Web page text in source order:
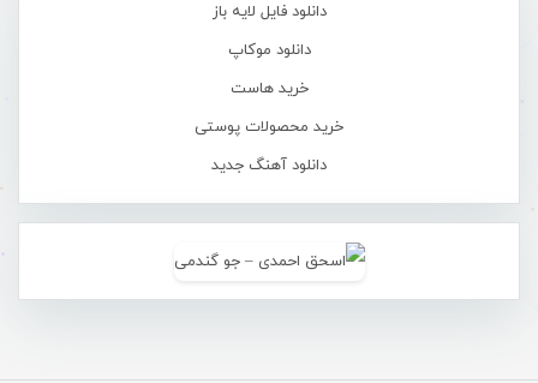
دانلود فایل لایه باز
دانلود موکاپ
خرید هاست
خرید محصولات پوستی
دانلود آهنگ جدید